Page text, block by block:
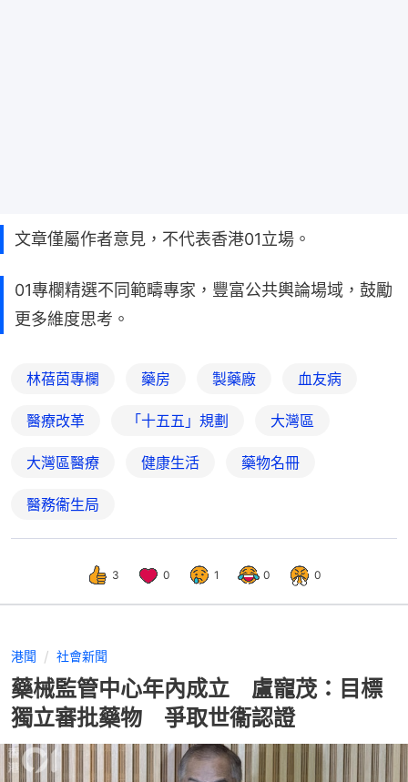
文章僅屬作者意見，不代表香港01立場。
01專欄精選不同範疇專家，豐富公共輿論場域，鼓勵
更多維度思考。
林蓓茵專欄 藥房 製藥廠 血友病
醫療改革 「十五五」規劃 大灣區
大灣區醫療 健康生活 藥物名冊
醫務衞生局
3 0 1 0 0
港聞 社會新聞
藥械監管中心年內成立 盧寵茂：目標
獨立審批藥物 爭取世衞認證